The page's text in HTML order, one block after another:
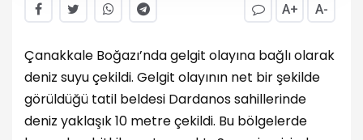
A+ A-
Çanakkale Boğazı’nda gelgit olayına bağlı olarak
deniz suyu çekildi. Gelgit olayının net bir şekilde
görüldüğü tatil beldesi Dardanos sahillerinde
deniz yaklaşık 10 metre çekildi. Bu bölgelerde